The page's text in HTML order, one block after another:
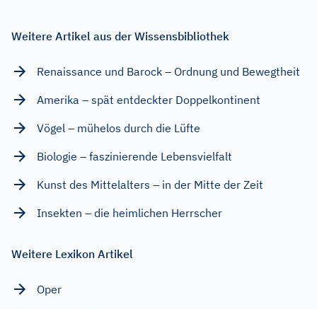
Weitere Artikel aus der Wissensbibliothek
Renaissance und Barock – Ordnung und Bewegtheit
Amerika – spät entdeckter Doppelkontinent
Vögel – mühelos durch die Lüfte
Biologie – faszinierende Lebensvielfalt
Kunst des Mittelalters – in der Mitte der Zeit
Insekten – die heimlichen Herrscher
Weitere Lexikon Artikel
Oper